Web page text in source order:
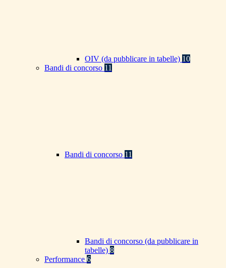
OIV (da pubblicare in tabelle) 10
Bandi di concorso 11
Bandi di concorso 11
Bandi di concorso (da pubblicare in
tabelle) 8
Performance 6